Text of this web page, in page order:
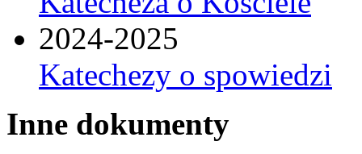
2024-2025
Katechezy o spowiedzi
Inne dokumenty